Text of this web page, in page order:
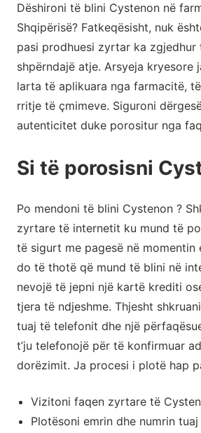
Dëshironi të blini Cystenon në
Shqipërisë? Fatkeqësisht, nuk
pasi prodhuesi zyrtar ka zgjedhur
shpërndajë atje. Arsyeja kryesore
larta të aplikuara nga farmacitë,
rritje të çmimeve. Siguroni
autenticitet duke porositur nga
Si të porosisni
Po mendoni të blini Cystenon ?
zyrtare të internetit ku mund të
të sigurt me pagesë në momentin
do të thotë që mund të blini në
nevojë të jepni një kartë krediti
tjera të ndjeshme. Thjesht
tuaj të telefonit dhe një
t’ju telefonojë për të konfirmuar
dorëzimit. Ja procesi i plotë hap
Vizitoni faqen zyrtare të
Plotësoni emrin dhe numrin